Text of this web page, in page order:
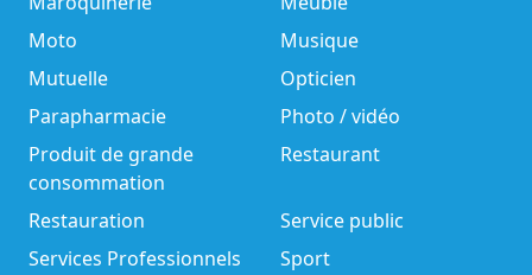
Moto
Musique
Mutuelle
Opticien
Parapharmacie
Photo / vidéo
Produit de grande
consommation
Restaurant
Restauration
Service public
Services Professionnels
Sport